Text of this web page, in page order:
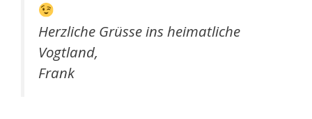
Herzliche Grüsse ins heimatliche
Vogtland,
Frank